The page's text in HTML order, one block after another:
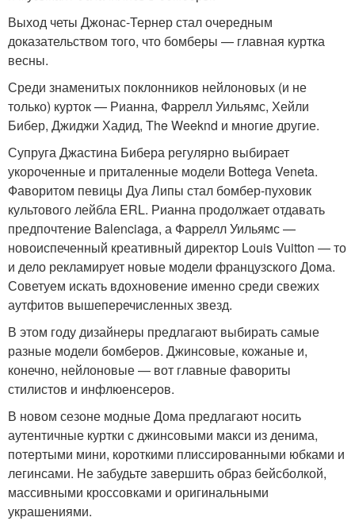
Выход четы Джонас-Тернер стал очередным
доказательством того, что бомберы — главная куртка
весны.
Среди знаменитых поклонников нейлоновых (и не
только) курток — Рианна, Фаррелл Уильямс, Хейли
Бибер, Джиджи Хадид, The Weeknd и многие другие.
Супруга Джастина Бибера регулярно выбирает
укороченные и приталенные модели Bottega Veneta.
Фаворитом певицы Дуа Липы стал бомбер-пуховик
культового лейбла ERL. Рианна продолжает отдавать
предпочтение Balenciaga, а Фаррелл Уильямс —
новоиспеченный креативный директор Louis Vuitton — то
и дело рекламирует новые модели французского Дома.
Советуем искать вдохновение именно среди свежих
аутфитов вышеперечисленных звезд.
В этом году дизайнеры предлагают выбирать самые
разные модели бомберов. Джинсовые, кожаные и,
конечно, нейлоновые — вот главные фавориты
стилистов и инфлюенсеров.
В новом сезоне модные Дома предлагают носить
аутентичные куртки с джинсовыми макси из денима,
потертыми мини, короткими плиссированными юбками и
легинсами. Не забудьте завершить образ бейсболкой,
массивными кроссовками и оригинальными
украшениями.